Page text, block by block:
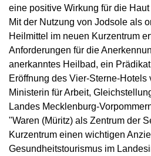
eine positive Wirkung für die
Mit der Nutzung von Jodsole als
Heilmittel im neuen Kurzentrum
Anforderungen für die
anerkanntes Heilbad, ein
Eröffnung des Vier-Sterne-
Ministerin für Arbeit,
Landes Mecklenburg-
"Waren (Müritz) als Zentrum der
Kurzentrum einen wichtigen
Gesundheitstourismus im